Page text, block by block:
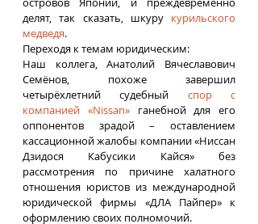
делят, так сказать, шкуру курильского
медведя.
Переходя к темам юридическим:
Наш коллега, Анатолий Вячеславович
Семёнов, похоже завершил
четырёхлетний судебный спор с
компанией «Nissan» ганебной для его
оппонентов зрадой – оставлением
кассационной жалобы компании «Ниссан
Дзидося Кабусики Кайся» без
рассмотрения по причине халатного
отношения юристов из международной
юридической фирмы «ДЛА Пайпер» к
оформлению своих полномочий.